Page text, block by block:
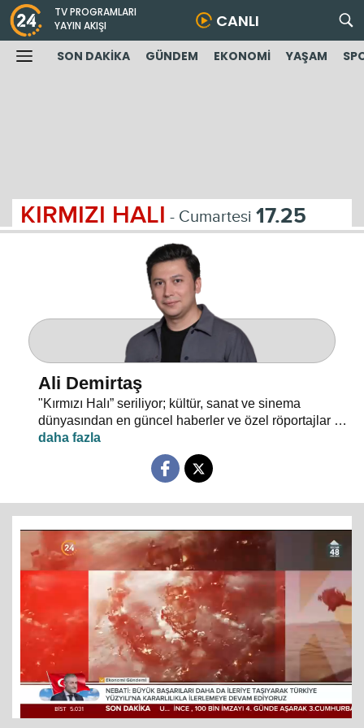
TV PROGRAMLARI
YAYIN AKIŞI
CANLI
SON DAKİKA GÜNDEM EKONOMİ YAŞAM
KIRMIZI HALI - Cumartesi 17.25
Ali Demirtaş
"Kırmızı Halı” seriliyor; kültür, sanat ve sinema
dünyasından en güncel haberler ve özel röportajlar 24
TV ekranından evlerinize konuk oluyor.